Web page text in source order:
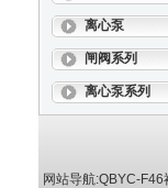
离心泵
闸阀系列
离心泵系列
网站导航:QBYC-